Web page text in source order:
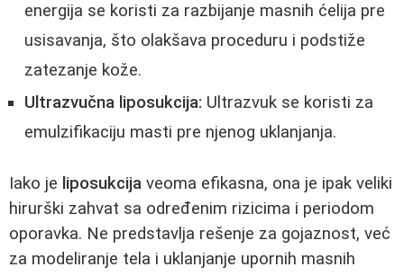
energija se koristi za razbijanje masnih ćelija pre
usisavanja, što olakšava proceduru i podstiže
zatezanje kože.
Ultrazvučna liposukcija: Ultrazvuk se koristi za
emulzifikaciju masti pre njenog uklanjanja.
Iako je liposukcija veoma efikasna, ona je ipak veliki
hirurški zahvat sa određenim rizicima i periodom
oporavka. Ne predstavlja rešenje za gojaznost, već
za modeliranje tela i uklanjanje upornih masnih